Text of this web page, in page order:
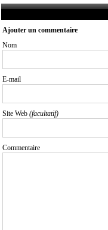
Ajouter un commentaire
Nom
E-mail
Site Web (facultatif)
Commentaire